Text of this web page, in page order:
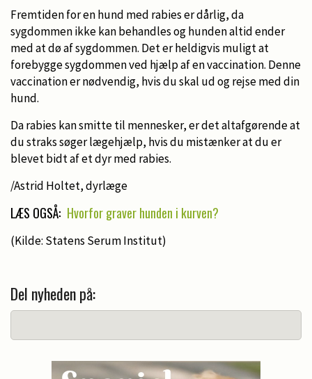
Fremtiden for en hund med rabies er dårlig, da
sygdommen ikke kan behandles og hunden altid ender
med at dø af sygdommen. Det er heldigvis muligt at
forebygge sygdommen ved hjælp af en vaccination. Denne
vaccination er nødvendig, hvis du skal ud og rejse med din
hund.
Da rabies kan smitte til mennesker, er det altafgørende at
du straks søger lægehjælp, hvis du mistænker at du er
blevet bidt af et dyr med rabies.
/Astrid Holtet, dyrlæge
LÆS OGSÅ: Hvorfor graver hunden i kurven?
(Kilde: Statens Serum Institut)
Del nyheden på: